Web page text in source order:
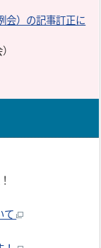
会）の記事訂正に
て